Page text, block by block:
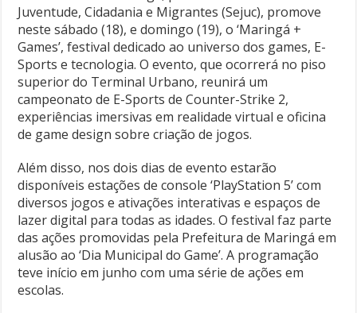
Juventude, Cidadania e Migrantes (Sejuc), promove
neste sábado (18), e domingo (19), o ‘Maringá +
Games’, festival dedicado ao universo dos games, E-
Sports e tecnologia. O evento, que ocorrerá no piso
superior do Terminal Urbano, reunirá um
campeonato de E-Sports de Counter-Strike 2,
experiências imersivas em realidade virtual e oficina
de game design sobre criação de jogos.
Além disso, nos dois dias de evento estarão
disponíveis estações de console ‘PlayStation 5’ com
diversos jogos e ativações interativas e espaços de
lazer digital para todas as idades. O festival faz parte
das ações promovidas pela Prefeitura de Maringá em
alusão ao ‘Dia Municipal do Game’. A programação
teve início em junho com uma série de ações em
escolas.